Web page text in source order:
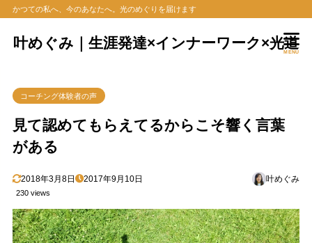
かつての私へ、今のあなたへ。光のめぐりを届けます
叶めぐみ｜生涯発達×インナーワーク×光道
MENU
コーチング体験者の声
見て認めてもらえてるからこそ響く言葉
がある
2018年3月8日 2017年9月10日 叶めぐみ
230 views